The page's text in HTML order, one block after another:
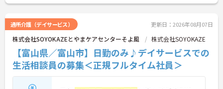
通所介護（デイサービス） 更新日：2026年08月07日
株式会社SOYOKAZEとやまケアセンターそよ風 株式会社SOYOKAZE
【富山県／富山市】日勤のみ♪デイサービスでの
生活相談員の募集＜正規フルタイム社員＞